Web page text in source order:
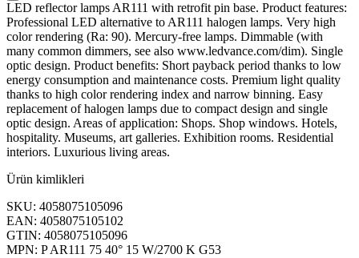
LED reflector lamps AR111 with retrofit pin base. Product features:
Professional LED alternative to AR111 halogen lamps. Very high
color rendering (Ra: 90). Mercury-free lamps. Dimmable (with
many common dimmers, see also www.ledvance.com/dim). Single
optic design. Product benefits: Short payback period thanks to low
energy consumption and maintenance costs. Premium light quality
thanks to high color rendering index and narrow binning. Easy
replacement of halogen lamps due to compact design and single
optic design. Areas of application: Shops. Shop windows. Hotels,
hospitality. Museums, art galleries. Exhibition rooms. Residential
interiors. Luxurious living areas.
Ürün kimlikleri
SKU: 4058075105096
EAN: 4058075105102
GTIN: 4058075105096
MPN: P AR111 75 40° 15 W/2700 K G53